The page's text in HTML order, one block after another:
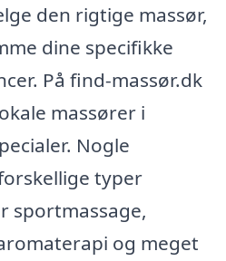
den rigtige massør,
dine specifikke
På find-massør.dk
massører i
Nogle
typer
sportmassage,
og meget